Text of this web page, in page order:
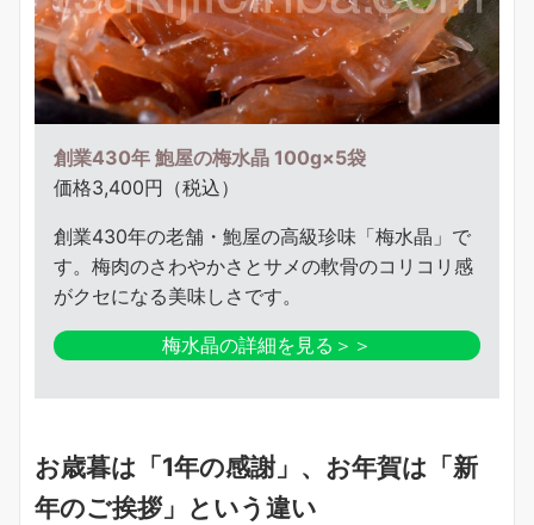
創業430年 鮑屋の梅水晶 100g×5袋
価格3,400円（税込）
創業430年の老舗・鮑屋の高級珍味「梅水晶」で
す。梅肉のさわやかさとサメの軟骨のコリコリ感
がクセになる美味しさです。
梅水晶の詳細を見る＞＞
お歳暮は「1年の感謝」、お年賀は「新
年のご挨拶」という違い